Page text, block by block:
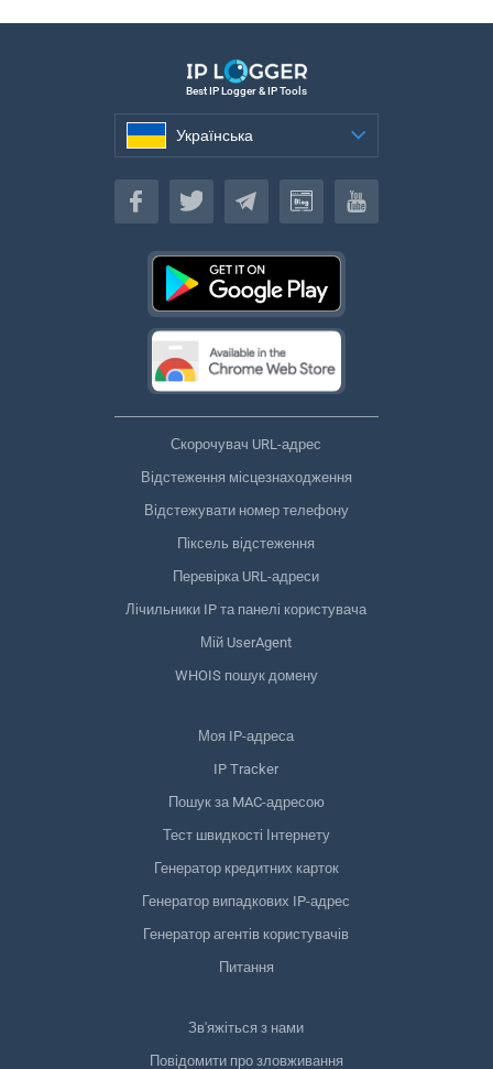
Best IP Logger & IP Tools
Українська
Українська
Скорочувач URL-адрес
Відстеження місцезнаходження
Відстежувати номер телефону
Піксель відстеження
Перевірка URL-адреси
Лічильники IP та панелі користувача
Мій UserAgent
WHOIS пошук домену
Моя IP-адреса
IP Tracker
Пошук за MAC-адресою
Тест швидкості Інтернету
Генератор кредитних карток
Генератор випадкових IP-адрес
Генератор агентів користувачів
Питання
Зв'яжіться з нами
Повідомити про зловживання